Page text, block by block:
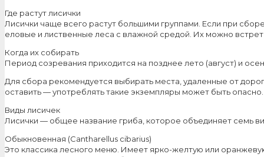
Где растут лисички
Лисички чаще всего растут большими группами. Если при
еловые и лиственные леса с влажной средой. Их можно
Когда их собирать
Период созревания приходится на позднее лето (август) и
Для сбора рекомендуется выбирать места, удаленные от
оставить — употреблять такие экземпляры может быть опасно.
Виды лисичек
Лисички — общее название гриба, которое объединяет семь
Обыкновенная (Cantharellus cibarius)
Это классика лесного меню. Имеет ярко-желтую или